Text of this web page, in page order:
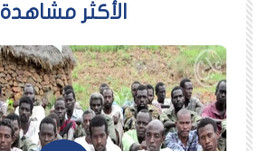
اﻷكثر مشاهدة